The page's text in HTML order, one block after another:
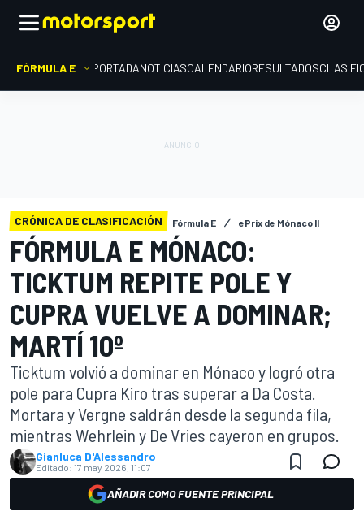
FÓRMULA E PORTADANOTICIASCALENDARIORESULTADOS
CRÓNICA DE CLASIFICACIÓN Fórmula E ePrix de Mónaco II
FÓRMULA E MÓNACO:
TICKTUM REPITE POLE Y
CUPRA VUELVE A DOMINAR;
MARTÍ 10º
Ticktum volvió a dominar en Mónaco y logró otra
pole para Cupra Kiro tras superar a Da Costa.
Mortara y Vergne saldrán desde la segunda fila,
mientras Wehrlein y De Vries cayeron en grupos.
Gianluca D'Alessandro
Editado: 17 may 2026, 11:07
AÑADIR COMO FUENTE PRINCIPAL